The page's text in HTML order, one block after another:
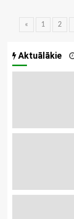
Ziņu
« 1 2
Aktuālākie